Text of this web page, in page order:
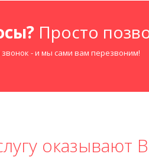
Просто
- и мы сами вам перезвоним!
оказывают